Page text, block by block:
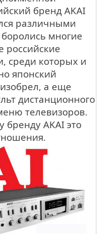
бренд AKAI
различными
многие
российские
среди которых и
японский
а еще
дистанционного
телевизоров.
AKAI это